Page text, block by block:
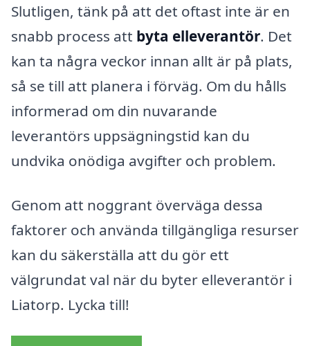
Slutligen, tänk på att det oftast inte är en
snabb process att byta elleverantör. Det
kan ta några veckor innan allt är på plats,
så se till att planera i förväg. Om du hålls
informerad om din nuvarande
leverantörs uppsägningstid kan du
undvika onödiga avgifter och problem.
Genom att noggrant överväga dessa
faktorer och använda tillgängliga resurser
kan du säkerställa att du gör ett
välgrundat val när du byter elleverantör i
Liatorp. Lycka till!